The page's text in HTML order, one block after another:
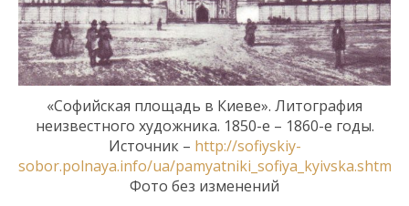
«Софийская площадь в Киеве». Литография
неизвестного художника. 1850-е – 1860-е годы.
Источник – http://sofiyskiy-
sobor.polnaya.info/ua/pamyatniki_sofiya_kyivska.shtml
Фото без изменений